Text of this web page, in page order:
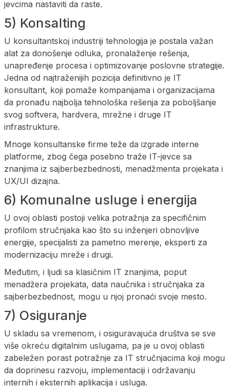
jevcima nastaviti da raste.
5) Konsalting
U konsultantskoj industriji tehnologija je postala važan
alat za donošenje odluka, pronalaženje rešenja,
unapređenje procesa i optimizovanje poslovne strategije.
Jedna od najtraženijih pozicija definitivno je IT
konsultant, koji pomaže kompanijama i organizacijama
da pronađu najbolja tehnološka rešenja za poboljšanje
svog softvera, hardvera, mrežne i druge IT
infrastrukture.
Mnoge konsultanske firme teže da izgrade interne
platforme, zbog čega posebno traže IT-jevce sa
znanjima iz sajberbezbednosti, menadžmenta projekata i
UX/UI dizajna.
6) Komunalne usluge i energija
U ovoj oblasti postoji velika potražnja za specifičnim
profilom stručnjaka kao što su inženjeri obnovljive
energije, specijalisti za pametno merenje, eksperti za
modernizaciju mreže i drugi.
Međutim, i ljudi sa klasičnim IT znanjima, poput
menadžera projekata, data naučnika i stručnjaka za
sajberbezbednost, mogu u njoj pronaći svoje mesto.
7) Osiguranje
U skladu sa vremenom, i osiguravajuća društva se sve
više okreću digitalnim uslugama, pa je u ovoj oblasti
zabeležen porast potražnje za IT stručnjacima koji mogu
da doprinesu razvoju, implementaciji i održavanju
internih i eksternih aplikacija i usluga.